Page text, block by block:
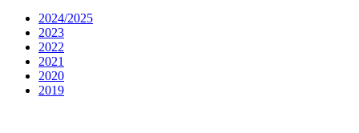
2024/2025
2023
2022
2021
2020
2019